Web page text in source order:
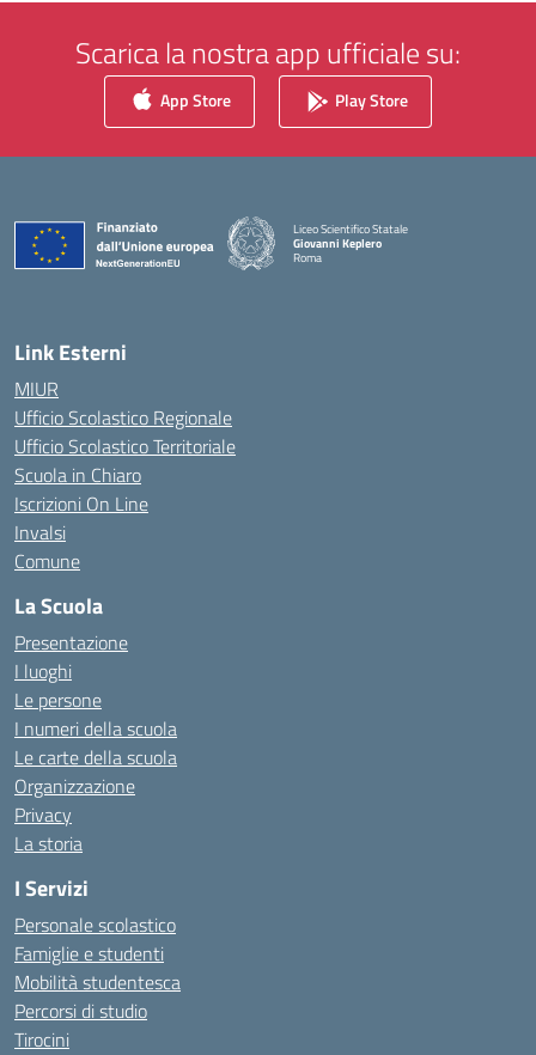
Scarica la nostra app ufficiale su:
App Store Play Store
Liceo Scientifico Statale
Giovanni Keplero
Roma
Link Esterni
MIUR
Ufficio Scolastico Regionale
Ufficio Scolastico Territoriale
Scuola in Chiaro
Iscrizioni On Line
Invalsi
Comune
La Scuola
Presentazione
I luoghi
Le persone
I numeri della scuola
Le carte della scuola
Organizzazione
Privacy
La storia
I Servizi
Personale scolastico
Famiglie e studenti
Mobilità studentesca
Percorsi di studio
Tirocini